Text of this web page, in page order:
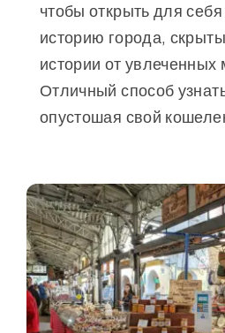
чтобы открыть для
историю города,
истории от увлеченных
Отличный способ
опустошая свой